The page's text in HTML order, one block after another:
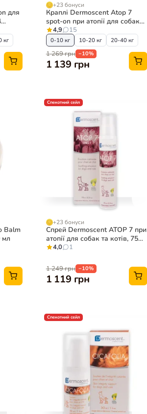
для
кг
+23 бонуси
Краплі Dermoscent Atop 7
spot-on при атопії для собак
та котів, 4 піпетки
4,9 15
0-10 кг 10-20 кг 20-40 кг
1 269 грн −10%
1 139 грн
Balm
мл
Спекотний сейл
+23 бонуси
Спрей Dermoscent ATOP 7 при
атопії для собак та котів, 75
мл4,0 1
1 249 грн −10%
1 119 грн
Спекотний сейл